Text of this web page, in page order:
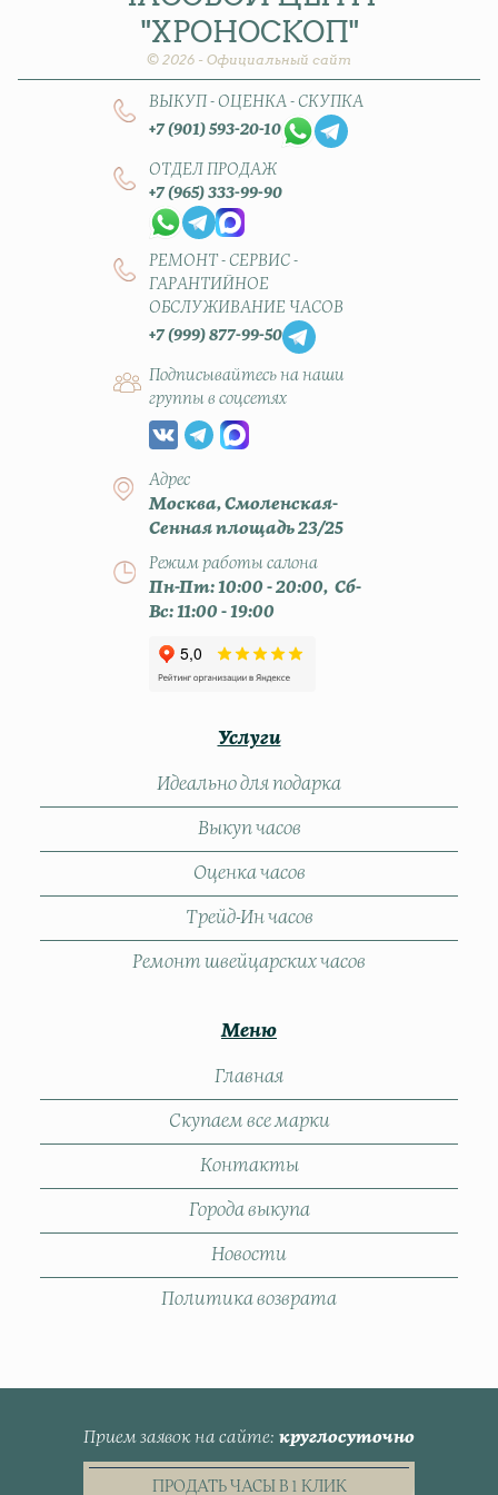
"ХРОНОСКОП"
© 2026 - Официальный сайт
ВЫКУП - ОЦЕНКА - СКУПКА
+7 (901) 593-20-10
ОТДЕЛ ПРОДАЖ
+7 (965) 333-99-90
РЕМОНТ - СЕРВИС -
ГАРАНТИЙНОЕ
ОБСЛУЖИВАНИЕ ЧАСОВ
+7 (999) 877-99-50
Подписывайтесь на наши
группы в соцсетях
Адрес
Москва, Смоленская-
Сенная площадь 23/25
Режим работы салона
Пн-Пт: 10:00 - 20:00, Сб-
Вс: 11:00 - 19:00
Услуги
Идеально для подарка
Выкуп часов
Оценка часов
Трейд-Ин часов
Ремонт швейцарских часов
Меню
Главная
Скупаем все марки
Контакты
Города выкупа
Новости
Политика возврата
Прием заявок на сайте круглосуточно
ПРОДАТЬ ЧАСЫ В 1 КЛИК